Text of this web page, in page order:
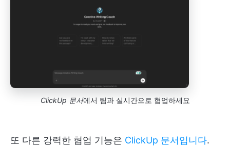
ClickUp 문서에서 팀과 실시간으로 협업하세요
또 다른 강력한 협업 기능은 ClickUp 문서입니다.